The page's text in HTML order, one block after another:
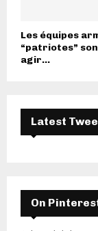
Les équipes
“patriotes”
agir...
Latest
On